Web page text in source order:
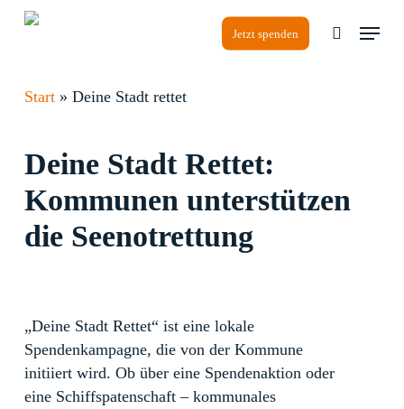
Skip
Jetzt spenden search
Menu
Start» Deine Stadt rettet
Deine Stadt Rettet:
Kommunen unterstützen
die Seenotrettung
„Deine Stadt Rettet“ ist eine lokale
Spendenkampagne, die von der Kommune
initiiert wird. Ob über eine Spendenaktion oder
eine Schiffspatenschaft – kommunales